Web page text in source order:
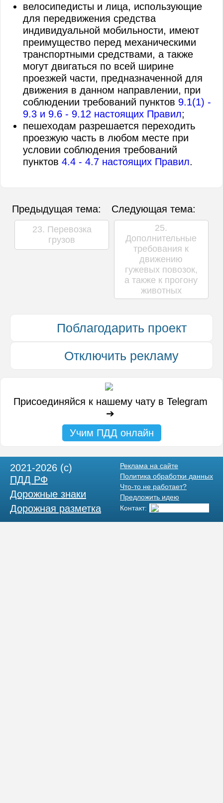
велосипедисты и лица, использующие
для передвижения средства
индивидуальной мобильности, имеют
преимущество перед механическими
транспортными средствами, а также
могут двигаться по всей ширине
проезжей части, предназначенной для
движения в данном направлении, при
соблюдении требований пунктов 9.1(1) -
9.3 и 9.6 - 9.12 настоящих Правил;
пешеходам разрешается переходить
проезжую часть в любом месте при
условии соблюдения требований
пунктов 4.4 - 4.7 настоящих Правил.
Предыдущая тема:
23. Перевозка
грузов
Следующая тема:
25.
Дополнительные
требования к
движению
гужевых повозок,
а также к прогону
животных
Поблагодарить проект
Отключить рекламу
Присоединяйся к нашему чату в Telegram
➔
Учим ПДД онлайн
2021-2026 (c)
ПДД РФ
Дорожные знаки
Дорожная разметка
Реклама на сайте
Политика обработки данных
Что-то не работает?
Предложить идею
Контакт: